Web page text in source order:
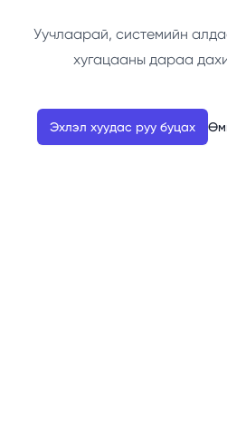
Уучлаарай, системийн
хугацааны дараа
Эхлэл хуудас руу буцах